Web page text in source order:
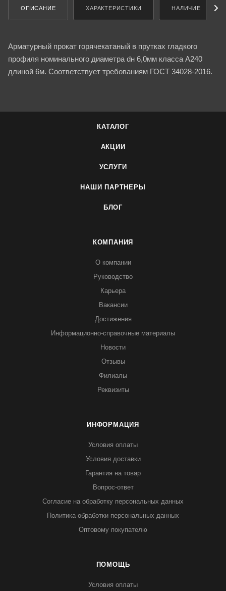
ОПИСАНИЕ ХАРАКТЕРИСТИКИ НАЛИЧИЕ
Арматурный прокат горячекатаный в прутках гладкого
профиля номинального диаметра dн 6,0мм класса А240
длиной 6м. Соответствует требованиям ГОСТ 34028-2016.
КАТАЛОГ
АКЦИИ
УСЛУГИ
НАШИ ПАРТНЕРЫ
БЛОГ
КОМПАНИЯ
О компании
Руководство
Карьера
Вакансии
Достижения
Информационно-справочные материалы
Новости
Отзывы
Филиалы
Реквизиты
ИНФОРМАЦИЯ
Условия оплаты
Условия доставки
Гарантия на товар
Вопрос-ответ
Согласие на обработку персональных данных
Политика обработки персональных данных
Оптовому покупателю
ПОМОЩЬ
Условия оплаты